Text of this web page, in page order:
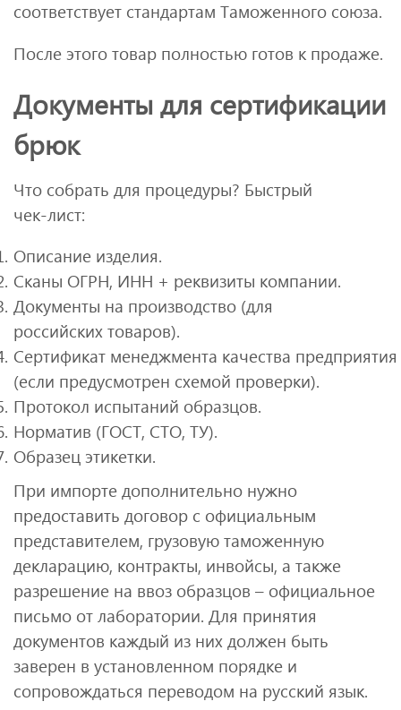
соответствует стандартам Таможенного союза.
После этого товар полностью готов к продаже.
Документы для сертификации
брюк
Что собрать для процедуры? Быстрый
чек‑лист:
Описание изделия.
Сканы ОГРН, ИНН + реквизиты компании.
Документы на производство (для
российских товаров).
Сертификат менеджмента качества предприятия
(если предусмотрен схемой проверки).
Протокол испытаний образцов.
Норматив (ГОСТ, СТО, ТУ).
Образец этикетки.
При импорте дополнительно нужно
предоставить договор с официальным
представителем, грузовую таможенную
декларацию, контракты, инвойсы, а также
разрешение на ввоз образцов – официальное
письмо от лаборатории. Для принятия
документов каждый из них должен быть
заверен в установленном порядке и
сопровождаться переводом на русский язык.